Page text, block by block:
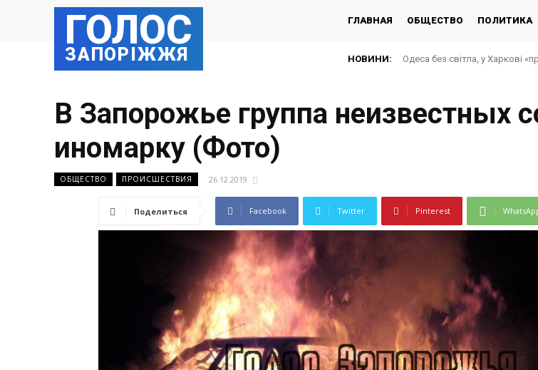
ГОЛОС
ЗАПОРІЖЖЯ
ГЛАВНАЯ ОБЩЕСТВО ПОЛИТИКА
НОВИНИ: Одеса без світла, у Харкові
РФ вдарила по
В Запорожье группа неизвестных
иномарку (Фото)
ОБЩЕСТВО ПРОИСШЕСТВИЯ 26.12.2019
Поделиться Facebook Twitter Pinterest